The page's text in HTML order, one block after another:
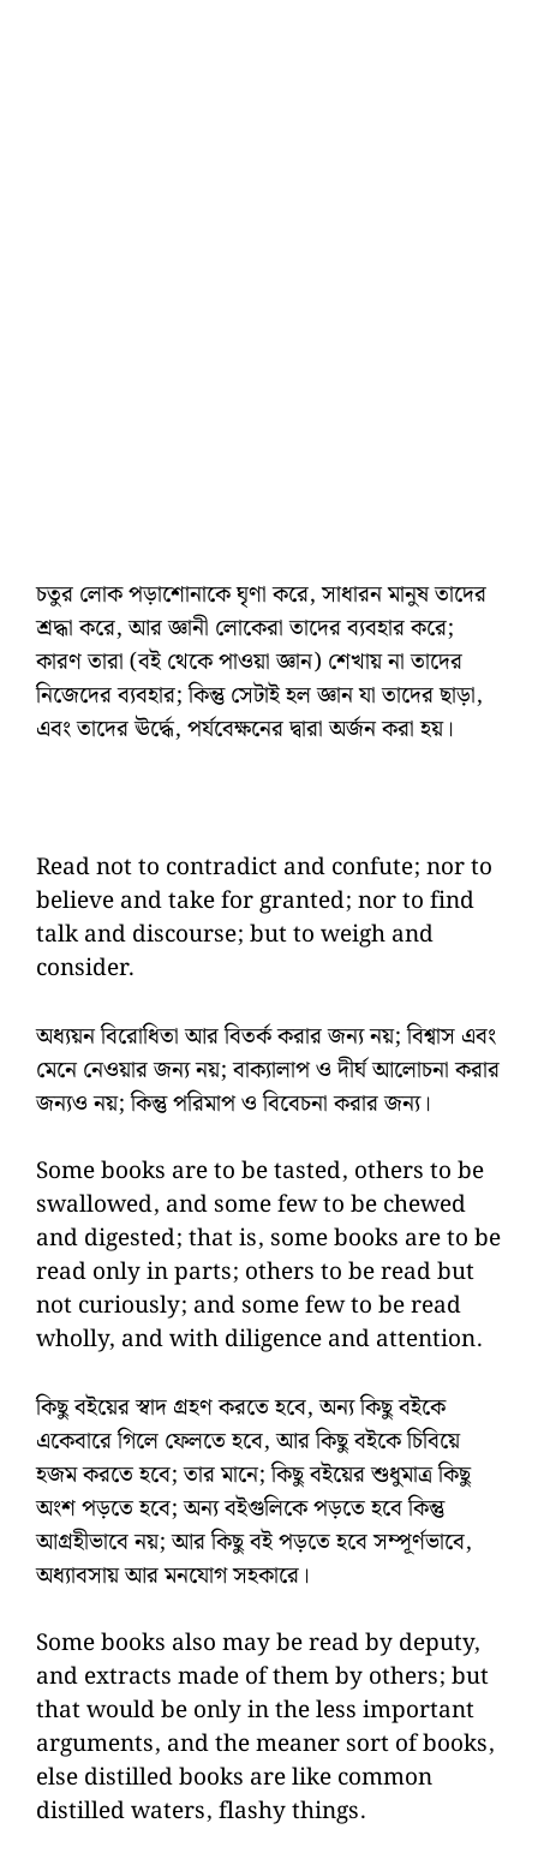
চতুর লোক পড়াশোনাকে ঘৃণা করে, সাধারন মানুষ তাদের
শ্রদ্ধা করে, আর জ্ঞানী লোকেরা তাদের ব্যবহার করে;
কারণ তারা (বই থেকে পাওয়া জ্ঞান) শেখায় না তাদের
নিজেদের ব্যবহার; কিন্তু সেটাই হল জ্ঞান যা তাদের ছাড়া,
এবং তাদের ঊর্দ্ধে, পর্যবেক্ষনের দ্বারা অর্জন করা হয়।
Read not to contradict and confute; nor to
believe and take for granted; nor to find
talk and discourse; but to weigh and
consider.
অধ্যয়ন বিরোধিতা আর বিতর্ক করার জন্য নয়; বিশ্বাস এবং
মেনে নেওয়ার জন্য নয়; বাক্যালাপ ও দীর্ঘ আলোচনা করার
জন্যও নয়; কিন্তু পরিমাপ ও বিবেচনা করার জন্য।
Some books are to be tasted, others to be
swallowed, and some few to be chewed
and digested; that is, some books are to be
read only in parts; others to be read but
not curiously; and some few to be read
wholly, and with diligence and attention.
কিছু বইয়ের স্বাদ গ্রহণ করতে হবে, অন্য কিছু বইকে
একেবারে গিলে ফেলতে হবে, আর কিছু বইকে চিবিয়ে
হজম করতে হবে; তার মানে; কিছু বইয়ের শুধুমাত্র কিছু
অংশ পড়তে হবে; অন্য বইগুলিকে পড়তে হবে কিন্তু
আগ্রহীভাবে নয়; আর কিছু বই পড়তে হবে সম্পূর্ণভাবে,
অধ্যাবসায় আর মনযোগ সহকারে।
Some books also may be read by deputy,
and extracts made of them by others; but
that would be only in the less important
arguments, and the meaner sort of books,
else distilled books are like common
distilled waters, flashy things.